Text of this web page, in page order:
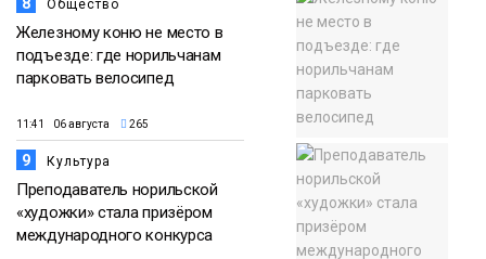
8 Общество
Железному коню не место в
подъезде: где норильчанам
парковать велосипед
11:41 06 августа 265
9 Культура
Преподаватель норильской
«художки» стала призёром
международного конкурса